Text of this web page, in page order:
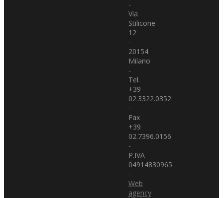
-
Via
Stilicone
12
-
20154
Milano
-
Tel.
+39
02.3322.0352
-
Fax
+39
02.7396.0156
-
P.IVA
04914830965
-
Web
agency